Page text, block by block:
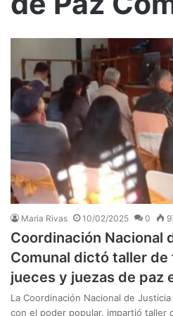
Maria Rivas 10/02/2025 0
Coordinación Nacional
Comunal dictó taller de
jueces y juezas de paz
La Coordinación Nacional de
con el poder popular, impartió taller